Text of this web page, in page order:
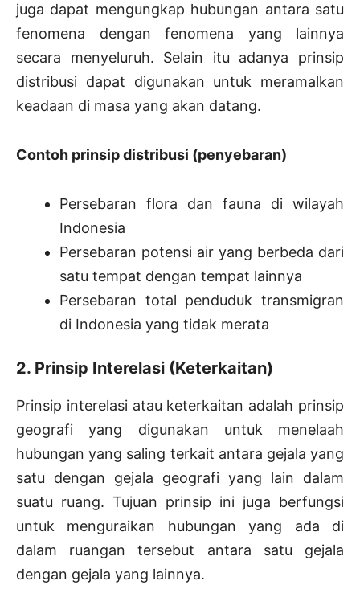
juga dapat mengungkap hubungan antara satu
fenomena dengan fenomena yang lainnya
secara menyeluruh. Selain itu adanya prinsip
distribusi dapat digunakan untuk meramalkan
keadaan di masa yang akan datang.
Contoh prinsip distribusi (penyebaran)
Persebaran flora dan fauna di wilayah
Indonesia
Persebaran potensi air yang berbeda dari
satu tempat dengan tempat lainnya
Persebaran total penduduk transmigran
di Indonesia yang tidak merata
2. Prinsip Interelasi (Keterkaitan)
Prinsip interelasi atau keterkaitan adalah prinsip
geografi yang digunakan untuk menelaah
hubungan yang saling terkait antara gejala yang
satu dengan gejala geografi yang lain dalam
suatu ruang. Tujuan prinsip ini juga berfungsi
untuk menguraikan hubungan yang ada di
dalam ruangan tersebut antara satu gejala
dengan gejala yang lainnya.